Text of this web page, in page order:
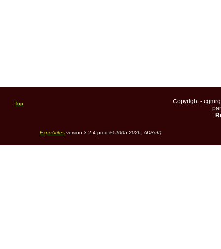
Top
Copyright -
ExpoActesversion 3.2.4-prod (©2005-2026, ADSoft)